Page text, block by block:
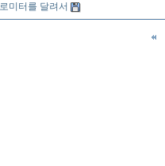
미터를 달려서